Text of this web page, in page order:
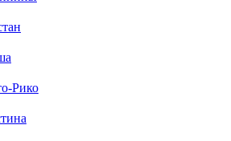
Рико